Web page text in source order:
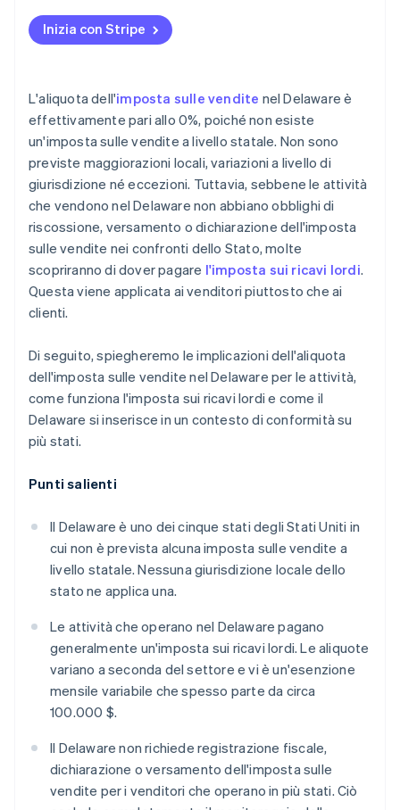
Inizia con Stripe
L'aliquota dell'imposta sulle vendite nel Delaware è
effettivamente pari allo 0%, poiché non esiste
un'imposta sulle vendite a livello statale. Non sono
previste maggiorazioni locali, variazioni a livello di
giurisdizione né eccezioni. Tuttavia, sebbene le attività
che vendono nel Delaware non abbiano obblighi di
riscossione, versamento o dichiarazione dell'imposta
sulle vendite nei confronti dello Stato, molte
scopriranno di dover pagare l'imposta sui ricavi lordi.
Questa viene applicata ai venditori piuttosto che ai
clienti.
Di seguito, spiegheremo le implicazioni dell'aliquota
dell'imposta sulle vendite nel Delaware per le attività,
come funziona l'imposta sui ricavi lordi e come il
Delaware si inserisce in un contesto di conformità su
più stati.
Punti salienti
Il Delaware è uno dei cinque stati degli Stati Uniti in
cui non è prevista alcuna imposta sulle vendite a
livello statale. Nessuna giurisdizione locale dello
stato ne applica una.
Le attività che operano nel Delaware pagano
generalmente un'imposta sui ricavi lordi. Le aliquote
variano a seconda del settore e vi è un'esenzione
mensile variabile che spesso parte da circa
100.000 $.
Il Delaware non richiede registrazione fiscale,
dichiarazione o versamento dell'imposta sulle
vendite per i venditori che operano in più stati. Ciò